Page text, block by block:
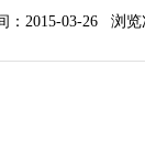
：2015-03-26 浏览